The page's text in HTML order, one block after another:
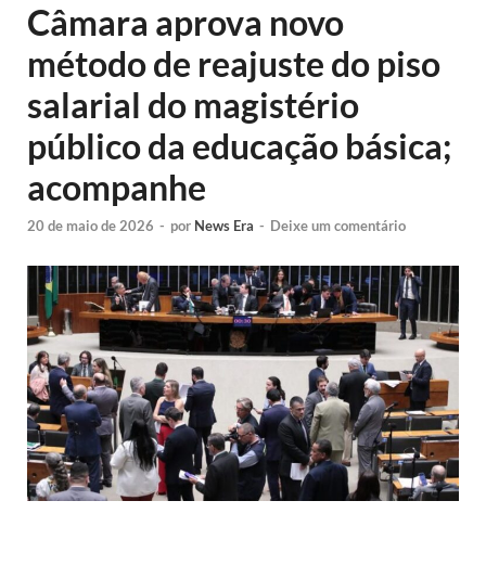
Câmara aprova novo
método de reajuste do piso
salarial do magistério
público da educação básica;
acompanhe
20 de maio de 2026 - por News Era - Deixe um comentário